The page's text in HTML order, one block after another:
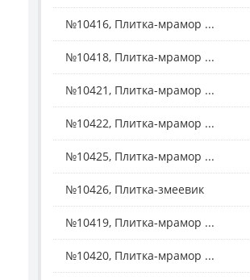
№10416, Плитка-мрамор ...
№10418, Плитка-мрамор ...
№10421, Плитка-мрамор ...
№10422, Плитка-мрамор ...
№10425, Плитка-мрамор ...
№10426, Плитка-змеевик
№10419, Плитка-мрамор ...
№10420, Плитка-мрамор ...